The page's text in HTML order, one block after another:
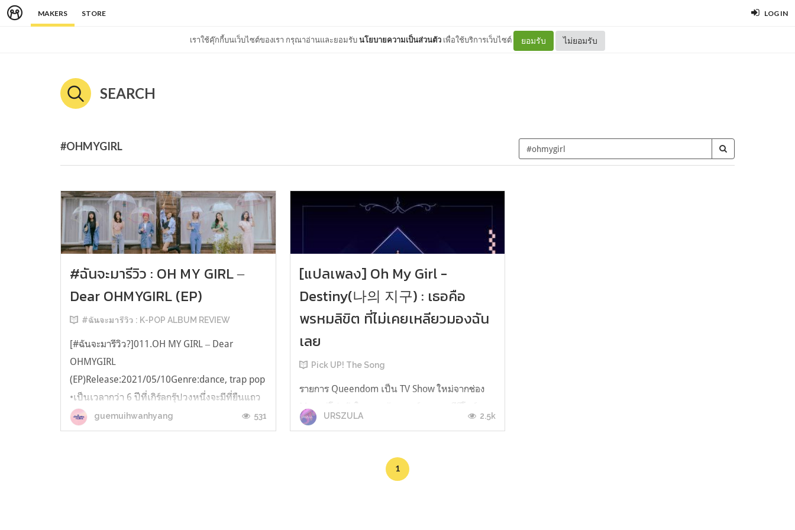
MAKERS STORE LOG IN
เราใช้คุ๊กกี้บนเว็บไซต์ของเรา กรุณาอ่านและยอมรับนโยบายความเป็นส่วนตัว เพื่อใช้บริการเว็บไซต์ ยอมรับ ไม่ยอมรับ
SEARCH
#OHMYGIRL
#ฉันจะมารีวิว : OH MY GIRL ‒
Dear OHMYGIRL (EP)
#ฉันจะมารีวิว : K-POP ALBUM REVIEW
[#ฉันจะมารีวิว?]011.OH MY GIRL ‒ Dear
OHMYGIRL
(EP)Release:2021/05/10Genre:dance, trap pop
•เป็นเวลากว่า 6 ปีที่เกิร์ลกรุ๊ปวงหนึ่งจะมีที่ยืนแถว
หน้าของวงการได้ก็ถือว่าเฉียดความสำเร็จแบบ
จริงจังมาแบบนับครั้งไม่ถ้วนจนถึงขั้นพวกเธอ
guemuihwanhyang 531
[แปลเพลง] Oh My Girl -
Destiny(나의 지구) : เธอคือ
พรหมลิขิต ที่ไม่เคยเหลียวมองฉัน
เลย
Pick UP! The Song
รายการ Queendom เป็น TV Show ใหม่จากช่อง
Mnet ผู้โด่งดังในการสร้างสรรค์รายการทีวีโชว์และ
วาไรตี้ ในครั้งนี้ Mnet ได้นำเอาการแข่งขันภายใน
Girlgroup ชื่อดังของประเทศเเข่งขันกัน เพื่อเฟ้น
หาที่สุด และเป็น Queen ของทุกๆ Fandom ใน
URSZULA 2.5k
1